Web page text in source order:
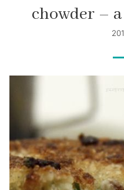
chowder –